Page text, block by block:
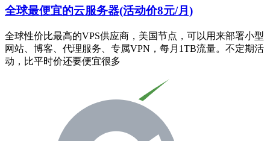
全球最便宜的云服务器(活动价8元/月)
全球性价比最高的VPS供应商，美国节点，可以用来部署小型
网站、博客、代理服务、专属VPN，每月1TB流量。不定期活
动，比平时价还要便宜很多